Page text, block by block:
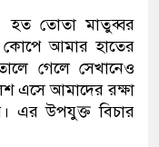
হত তোতা মাতুব্বর
কোপে আমার হাতের
গেলে সেখানেও
এসে আমাদের রক্ষা
এর উপযুক্ত বিচার